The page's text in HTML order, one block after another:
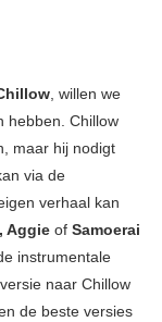
, willen we
hebben. Chillow
maar hij nodigt
via de
verhaal kan
Aggie of Samoerai
instrumentale
naar Chillow
de beste versies